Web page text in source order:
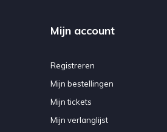
Mijn account
Registreren
Mijn bestellingen
Mijn tickets
Mijn verlanglijst